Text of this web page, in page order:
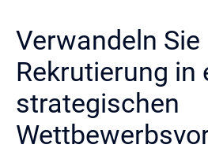
Verwandeln Sie
Rekrutierung in
strategischen